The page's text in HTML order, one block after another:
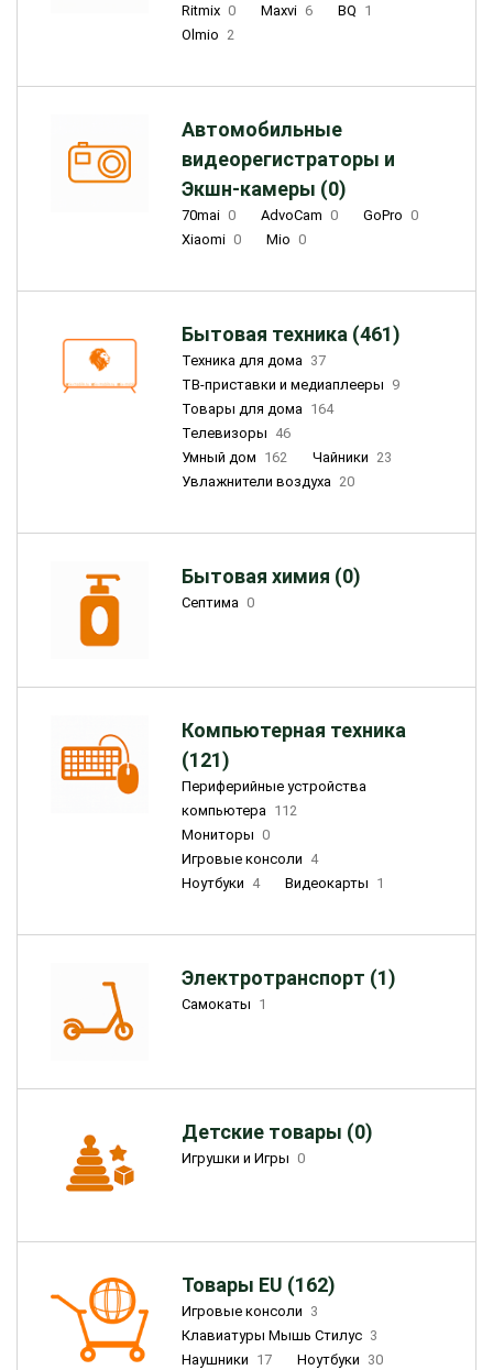
Ritmix 0 Maxvi 6 BQ 1
Olmio 2
Автомобильные
видеорегистраторы и
Экшн-камеры (0)
70mai 0 AdvoCam 0 GoPro 0
Xiaomi 0 Mio 0
Бытовая техника (461)
Техника для дома 37
ТВ-приставки и медиаплееры 9
Товары для дома 164
Телевизоры 46
Умный дом 162 Чайники 23
Увлажнители воздуха 20
Бытовая химия (0)
Септима 0
Компьютерная техника
(121)
Периферийные устройства
компьютера 112
Мониторы 0
Игровые консоли 4
Ноутбуки 4 Видеокарты 1
Электротранспорт (1)
Самокаты 1
Детские товары (0)
Игрушки и Игры 0
Товары EU (162)
Игровые консоли 3
Клавиатуры Мышь Стилус 3
Наушники 17 Ноутбуки 30